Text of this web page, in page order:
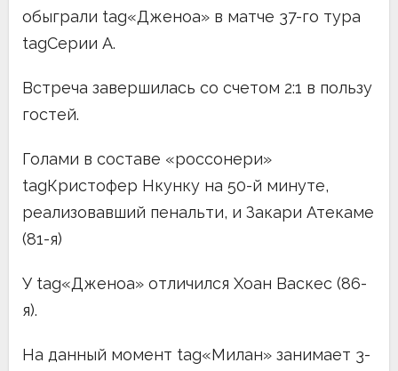
обыграли tag«Дженоа» в матче 37-го тура
tagСерии А.
Встреча завершилась со счетом 2:1 в пользу
гостей.
Голами в составе «россонери»
tagКристофер Нкунку на 50-й минуте,
реализовавший пенальти, и Закари Атекаме
(81-я)
У tag«Дженоа» отличился Хоан Васкес (86-
я).
На данный момент tag«Милан» занимает 3-